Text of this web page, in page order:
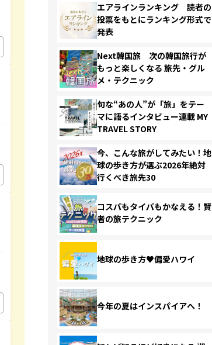
エアラインランキング 読者の
投票をもとにランキング形式で
発表
Next韓国旅 次の韓国旅行が
もっと楽しくなる 旅先・グル
メ・テクニック
旬な“あの人”が「旅」をテー
マに語るインタビュー連載 MY
TRAVEL STORY
今、こんな旅がしてみたい！地
球の歩き方が選ぶ2026年絶対
行くべき旅先30
コスパもタイパもかなえる！賢
者の旅テクニック
地球の歩き方♥偏愛ハワイ
今年の夏はインスパイアへ！